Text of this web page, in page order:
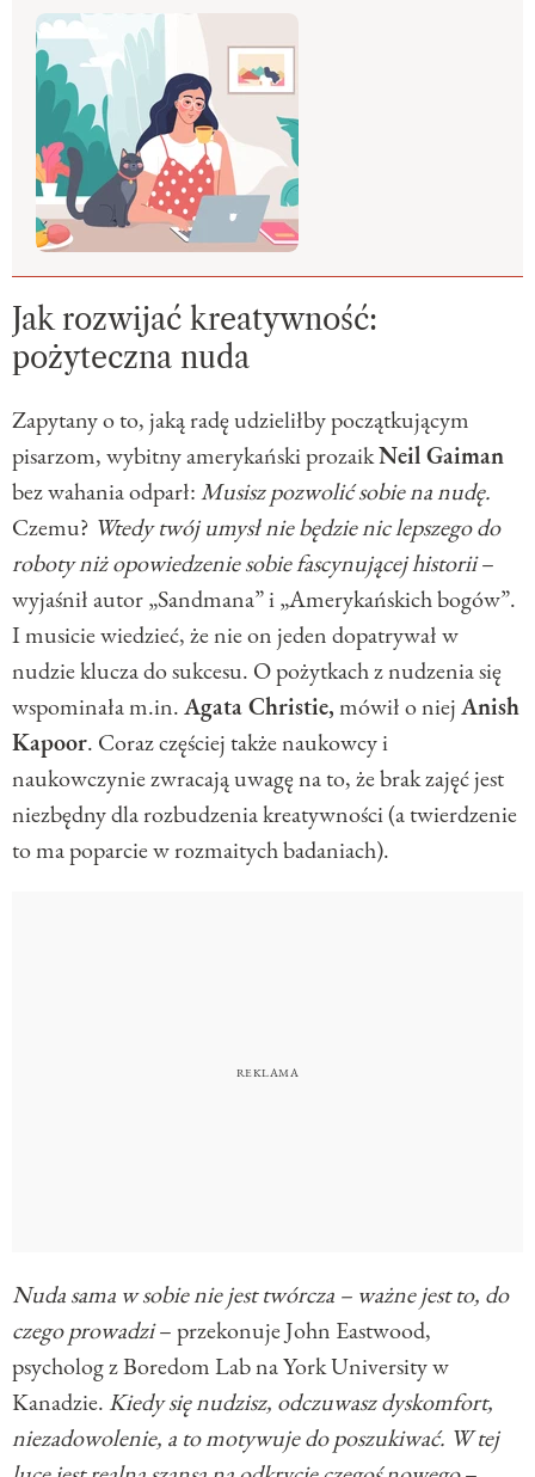
Jak rozwijać kreatywność:
pożyteczna nuda
Zapytany o to, jaką radę udzieliłby początkującym
pisarzom, wybitny amerykański prozaikNeil Gaiman
bez wahania odparł:Musisz pozwolić sobie na nudę.
Czemu? Wtedy twój umysł nie będzie nic lepszego do
roboty niż opowiedzenie sobie fascynującej historii–
wyjaśnił autor „Sandmana” i „Amerykańskich bogów”.
I musicie wiedzieć, że nie on jeden dopatrywał w
nudzie klucza do sukcesu. O pożytkach z nudzenia się
wspominała m.in.Agata Christie,mówił o niejAnish
Kapoor. Coraz częściej także naukowcy i
naukowczynie zwracają uwagę na to, że brak zajęć jest
niezbędny dla rozbudzenia kreatywności (a twierdzenie
to ma poparcie w rozmaitych badaniach).
Nuda sama w sobie nie jest twórcza – ważne jest to, do
czego prowadzi– przekonuje John Eastwood,
psycholog z Boredom Lab na York University w
Kanadzie. Kiedy się nudzisz, odczuwasz dyskomfort,
niezadowolenie, a to motywuje do poszukiwać. W tej